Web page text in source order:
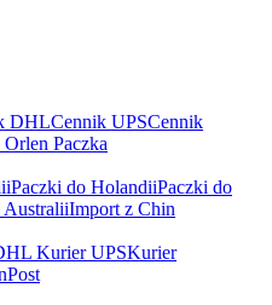
DHLCennik UPSCennik
Paczka
Paczki do HolandiiPaczki do
AustraliiImport z Chin
Kurier UPSKurier